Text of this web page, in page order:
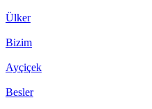
Ülker
Bizim
Ayçiçek
Besler